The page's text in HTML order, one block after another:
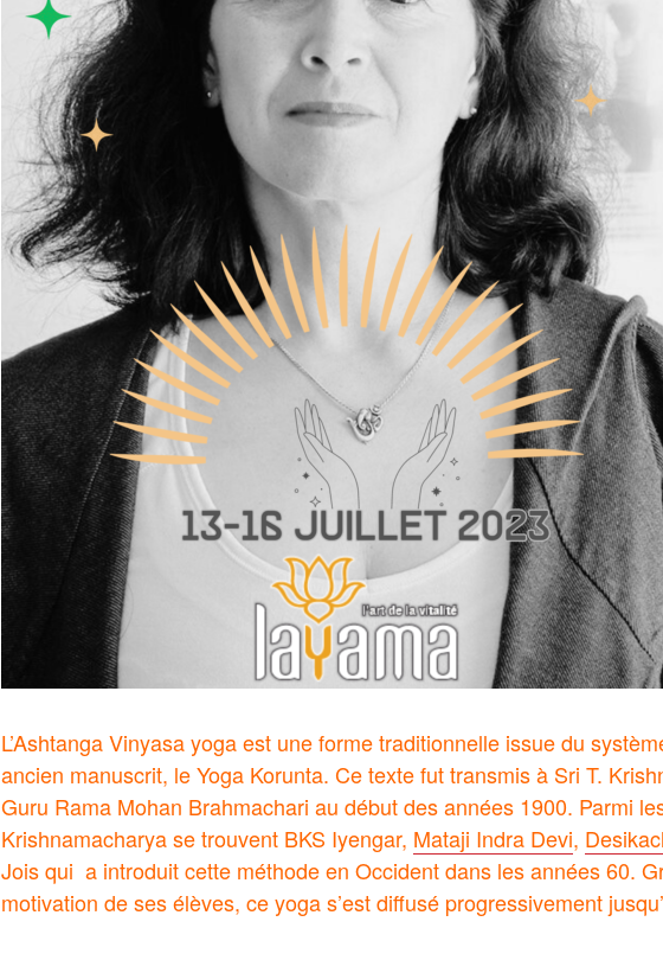
L’Ashtanga Vinyasa yoga est une forme traditionnelle issue du
ancien manuscrit, le Yoga Korunta. Ce texte fut transmis à Sri T.
Guru Rama Mohan Brahmachari au début des années 1900. Parmi
Krishnamacharya se trouvent BKS Iyengar, Mataji Indra Devi,
Jois qui a introduit cette méthode en Occident dans les années 60.
motivation de ses élèves, ce yoga s’est diffusé progressivement